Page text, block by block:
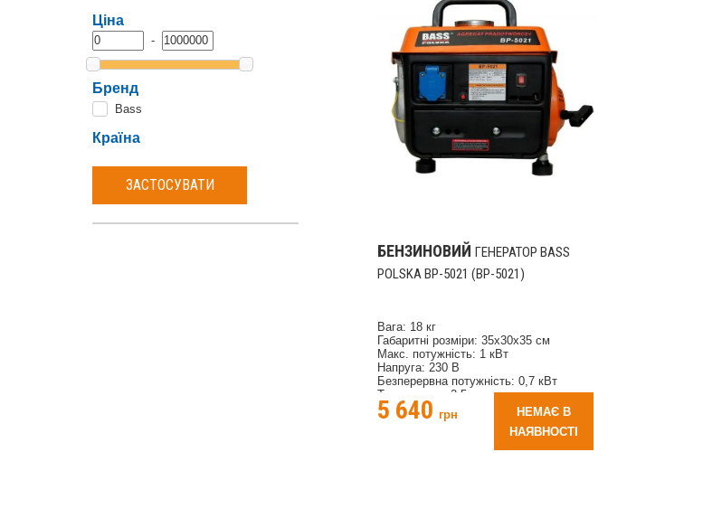
Ціна
-
Бренд
Bass
Країна
ЗАСТОСУВАТИ
БЕНЗИНОВИЙ ГЕНЕРАТОР BASS
POLSKA BP-5021 (BP-5021)
Вага: 18 кг
Габаритні розміри: 35х30х35 см
Макс. потужність: 1 кВт
Напруга: 230 В
Безперервна потужність: 0,7 кВт
Тип двигуна: 2,5 к.с.
Тип запуску: Ручний
Рівень шуму: 92 дБ
5 640 грн
НЕМАЄ В
НАЯВНОСТІ